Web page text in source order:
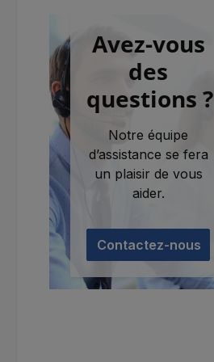
Avez-vous
des
questions ?
Notre équipe
d’assistance se fera
un plaisir de vous
aider.
Contactez-nous